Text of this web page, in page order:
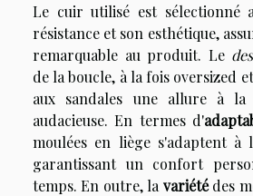
Le cuir utilisé est sélectionné
résistance et son esthétique,
remarquable au produit. Le
de la boucle, à la fois oversized
aux sandales une allure à
audacieuse. En termes d'
moulées en liège s'adaptent
garantissant un confort
temps. En outre, la variétédes